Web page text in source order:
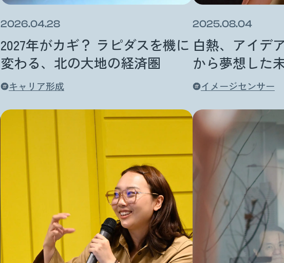
2026.04.28
2027年がカギ？ ラピダスを機に
変わる、北の大地の経済圏
キャリア形成
2025.08.04
白熱、アイデ
から夢想した
イメージセンサー